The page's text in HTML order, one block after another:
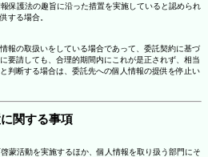
保護法の趣旨に沿った措置を実施していると認められ
する場合。
報の取扱いをしている場合であって、委託契約に基づ
要請しても、合理的期間内にこれが是正されず、相当
判断する場合は、委託先への個人情報の提供を停止い
関する事項
蒙活動を実施するほか、個人情報を取り扱う部門にそ